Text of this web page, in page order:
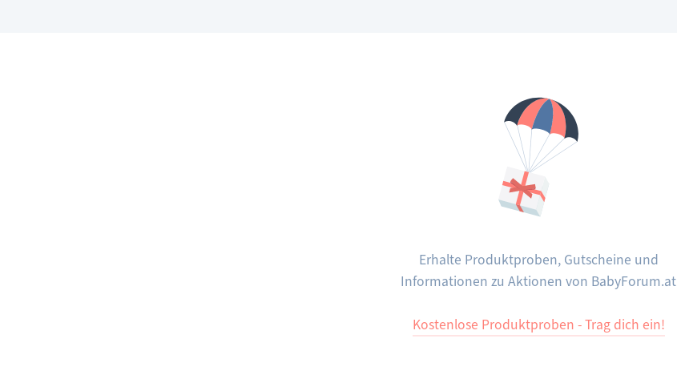
Erhalte Produktproben, Gutscheine und
Informationen zu Aktionen von BabyForum.at
Kostenlose Produktproben - Trag dich ein!